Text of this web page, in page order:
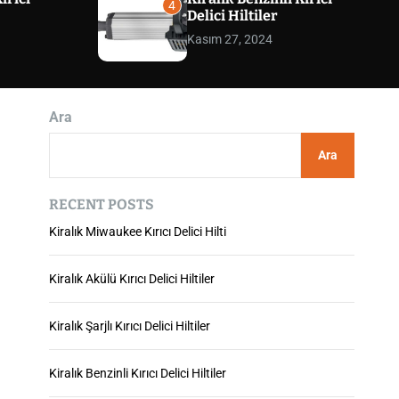
m
o
d
4
Delici Hiltiler
Kasım 27, 2024
Ara
Ara
RECENT POSTS
Kiralık Miwaukee Kırıcı Delici Hilti
Kiralık Akülü Kırıcı Delici Hiltiler
Kiralık Şarjlı Kırıcı Delici Hiltiler
Kiralık Benzinli Kırıcı Delici Hiltiler